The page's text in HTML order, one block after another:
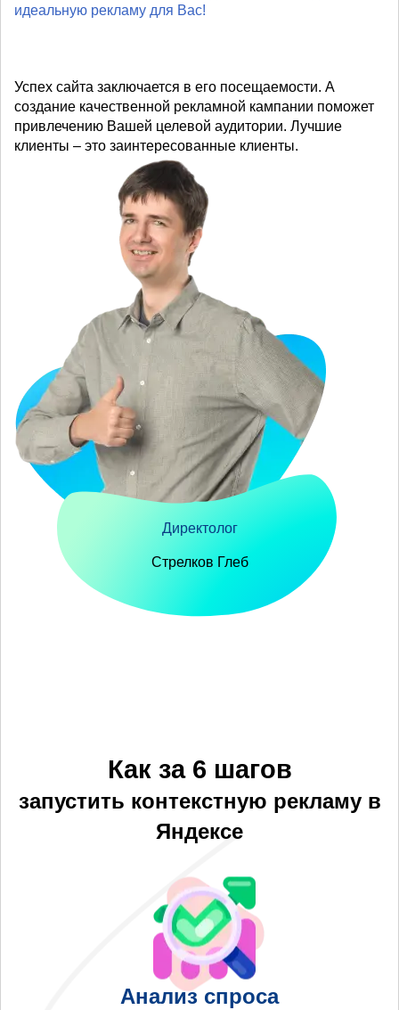
идеальную рекламу для Вас!
Успех сайта заключается в его посещаемости. А
создание качественной рекламной кампании поможет
привлечению Вашей целевой аудитории. Лучшие
клиенты – это заинтересованные клиенты.
Директолог
Стрелков Глеб
Как за 6 шагов
запустить контекстную рекламу в
Яндексе
Анализ спроса